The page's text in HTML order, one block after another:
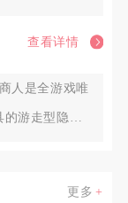
查看详情
人是全游戏唯
的游走型隐藏
更多